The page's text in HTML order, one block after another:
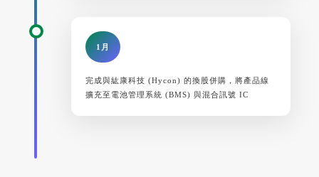
1月
完成與紘康科技 (Hycon) 的換股併購，將產品線
擴充至電池管理系統 (BMS) 與混合訊號 IC